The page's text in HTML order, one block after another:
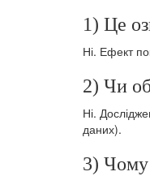
1) Це
Ні. Ефект
2) Чи
Ні.
даних).
3) Чому